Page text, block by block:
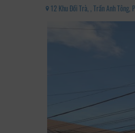
12 Khu Đồi Trà, , Trần Anh